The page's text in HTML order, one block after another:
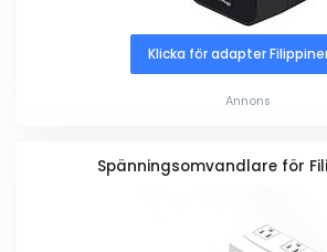
Klicka för adapter
Annons
Spänningsomvandlare för